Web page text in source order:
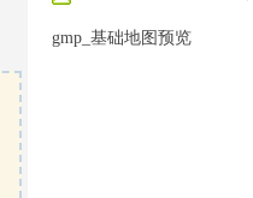
gmp_基础地图预览